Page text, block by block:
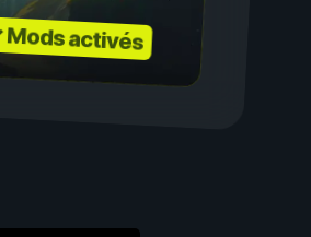
Mods activés